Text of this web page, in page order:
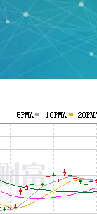
沪深300